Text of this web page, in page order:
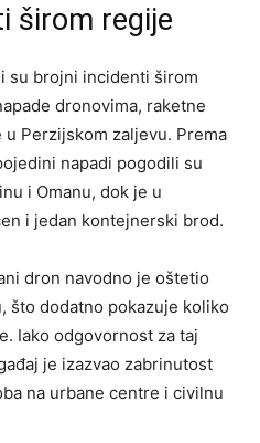
širom regije
su brojni incidenti širom
dronovima, raketne
Perzijskom zaljevu. Prema
napadi pogodili su
i Omanu, dok je u
i jedan kontejnerski brod.
dron navodno je oštetio
što dodatno pokazuje koliko
Iako odgovornost za taj
je izazvao zabrinutost
na urbane centre i civilnu